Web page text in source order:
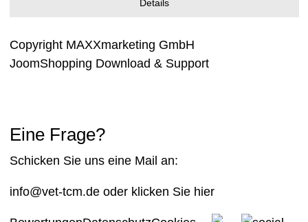
Details
Copyright MAXXmarketing GmbH
JoomShopping Download & Support
Eine Frage?
Schicken Sie uns eine Mail an:
info@vet-tcm.deoder klicken Sie hier